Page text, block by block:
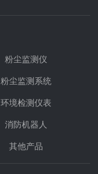
粉尘监测仪
粉尘监测系统
环境检测仪表
消防机器人
其他产品